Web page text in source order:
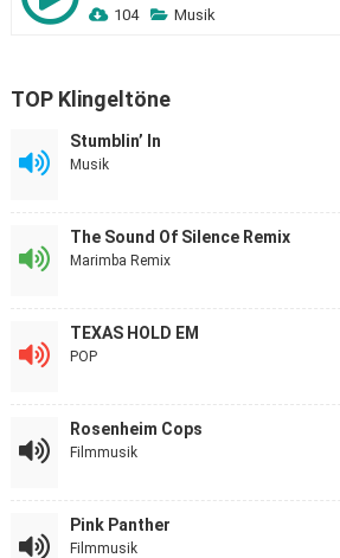
104 Musik
TOP Klingeltöne
Stumblin’ In
Musik
The Sound Of Silence Remix
Marimba Remix
TEXAS HOLD EM
POP
Rosenheim Cops
Filmmusik
Pink Panther
Filmmusik